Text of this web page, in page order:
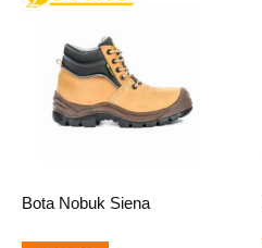
Bota Nobuk Siena